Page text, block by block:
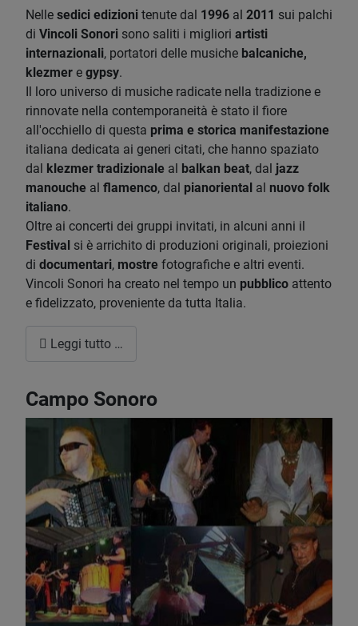
Nelle sedici edizioni tenute dal 1996 al 2011 sui palchi
di Vincoli Sonori sono saliti i migliori artisti
internazionali, portatori delle musiche balcaniche,
klezmer e gypsy.
Il loro universo di musiche radicate nella tradizione e
rinnovate nella contemporaneità è stato il fiore
all'occhiello di questa prima e storica manifestazione
italiana dedicata ai generi citati, che hanno spaziato
dal klezmer tradizionale al balkan beat, dal jazz
manouche al flamenco, dal pianoriental al nuovo folk
italiano.
Oltre ai concerti dei gruppi invitati, in alcuni anni il
Festival si è arrichito di produzioni originali, proiezioni
di documentari, mostre fotografiche e altri eventi.
Vincoli Sonori ha creato nel tempo un pubblico attento
e fidelizzato, proveniente da tutta Italia.
Leggi tutto …
Campo Sonoro